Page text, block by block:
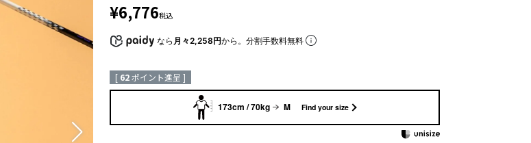
¥6,776税込
なら 月々2,258円から。分割手数料無料
[ 62ポイント進呈 ]
173cm / 70kg M Find your size